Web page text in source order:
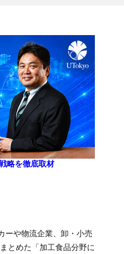
略を徹底取材
ーや物流企業、卸・小売
とめた「加工食品分野に